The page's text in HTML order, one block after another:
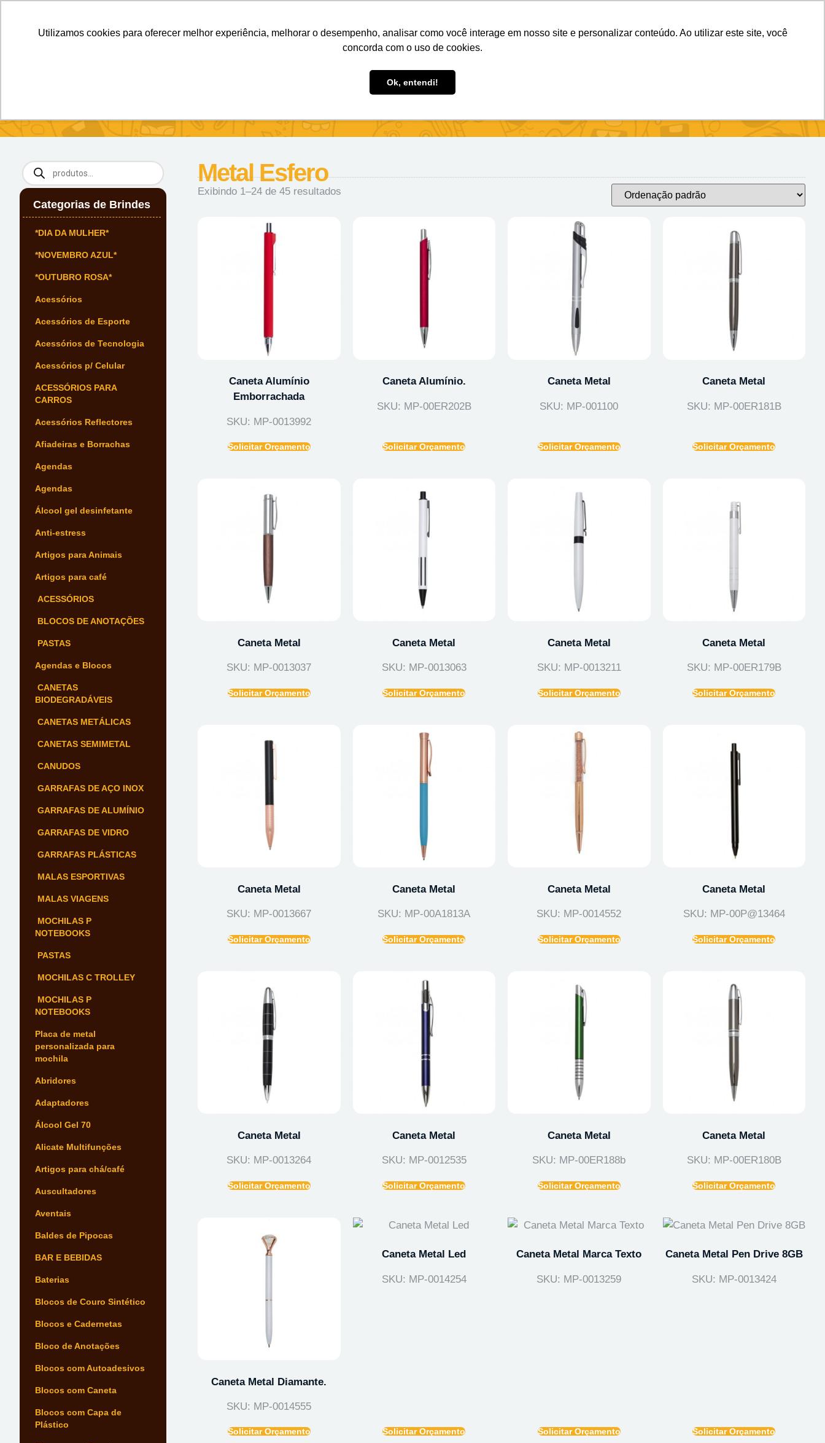
Utilizamos cookies para oferecer melhor experiência, melhorar o desempenho, analisar como você interage em nosso site e personalizar conteúdo. Ao utilizar este site, você
concorda com o uso de cookies.
Ok, entendi!
Brindes Personalizados Brindes Ecológicos
Categorias de Brindes
*DIA DA MULHER*
*NOVEMBRO AZUL*
*OUTUBRO ROSA*
Acessórios
Acessórios de Esporte
Acessórios de Tecnologia
Acessórios p/ Celular
ACESSÓRIOS PARA
CARROS
Acessórios Reflectores
Afiadeiras e Borrachas
Agendas
Agendas
Álcool gel desinfetante
Anti-estress
Artigos para Animais
Artigos para café
ACESSÓRIOS
BLOCOS DE ANOTAÇÕES
PASTAS
Agendas e Blocos
CANETAS
BIODEGRADÁVEIS
CANETAS METÁLICAS
CANETAS SEMIMETAL
CANUDOS
GARRAFAS DE AÇO INOX
GARRAFAS DE ALUMÍNIO
GARRAFAS DE VIDRO
GARRAFAS PLÁSTICAS
MALAS ESPORTIVAS
MALAS VIAGENS
MOCHILAS P
NOTEBOOKS
PASTAS
MOCHILAS C TROLLEY
MOCHILAS P
NOTEBOOKS
Placa de metal
personalizada para
mochila
Abridores
Adaptadores
Álcool Gel 70
Alicate Multifunções
Artigos para chá/café
Auscultadores
Aventais
Baldes de Pipocas
BAR E BEBIDAS
Baterias
Blocos de Couro Sintético
Blocos e Cadernetas
Bloco de Anotações
Blocos com Autoadesivos
Blocos com Caneta
Blocos com Capa de
Plástico
Metal Esfero
Exibindo 1–24 de 45 resultados
Caneta Alumínio
Emborrachada
SKU: MP-0013992
Solicitar Orçamento
Caneta Alumínio.
SKU: MP-00ER202B
Solicitar Orçamento
Caneta Metal
SKU: MP-001100
Solicitar Orçamento
Caneta Metal
SKU: MP-00ER181B
Solicitar Orçamento
Caneta Metal
SKU: MP-0013037
Solicitar Orçamento
Caneta Metal
SKU: MP-0013063
Solicitar Orçamento
Caneta Metal
SKU: MP-0013211
Solicitar Orçamento
Caneta Metal
SKU: MP-00ER179B
Solicitar Orçamento
Caneta Metal
SKU: MP-0013667
Solicitar Orçamento
Caneta Metal
SKU: MP-00A1813A
Solicitar Orçamento
Caneta Metal
SKU: MP-0014552
Solicitar Orçamento
Caneta Metal
SKU: MP-00P@13464
Solicitar Orçamento
Caneta Metal
SKU: MP-0013264
Solicitar Orçamento
Caneta Metal
SKU: MP-0012535
Solicitar Orçamento
Caneta Metal
SKU: MP-00ER188b
Solicitar Orçamento
Caneta Metal
SKU: MP-00ER180B
Solicitar Orçamento
Caneta Metal Diamante.
SKU: MP-0014555
Solicitar Orçamento
Caneta Metal Led
SKU: MP-0014254
Solicitar Orçamento
Caneta Metal Marca Texto
SKU: MP-0013259
Solicitar Orçamento
Caneta Metal Pen Drive 8GB
SKU: MP-0013424
Solicitar Orçamento